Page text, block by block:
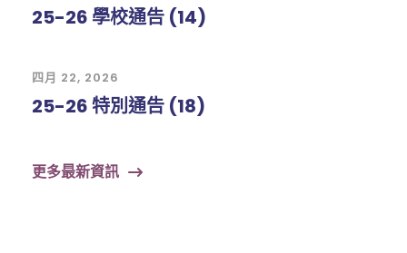
25-26 學校通告 (14)
四月 22, 2026
25-26 特別通告 (18)
更多最新資訊